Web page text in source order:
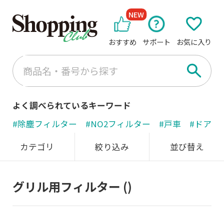
おすすめ
NEW
サポート お気に入り
よく調べられているキーワード
#除塵フィルター
#NO2フィルター #戸車
#ドアノ
カテゴリ
絞り込み 並び替え
グリル用フィルター ()